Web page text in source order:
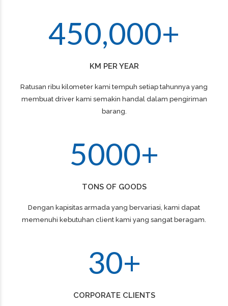
450,000+
KM PER YEAR
Ratusan ribu kilometer kami tempuh setiap tahunnya yang
membuat driver kami semakin handal dalam pengiriman
barang.
1
3
5
6
7
8
9
0
6
7
8
9
0
6
7
8
9
0+
TONS OF GOODS
Dengan kapisitas armada yang bervariasi, kami dapat
memenuhi kebutuhan client kami yang sangat beragam.
0
1
2
3
2
3
4
5
6
7
8
9
0+
CORPORATE CLIENTS